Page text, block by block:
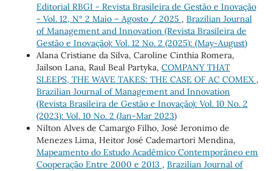
Editorial RBGI - Revista Brasileira de Gestão e Inovação
- Vol. 12, N° 2 Maio – Agosto / 2025 , Brazilian Journal
of Management and Innovation (Revista Brasileira de
Gestão e Inovação): Vol. 12 No. 2 (2025): (May-August)
Alana Cristiane da Silva, Caroline Cinthia Romera,
Jailson Lana, Raul Beal Partyka, COMPANY THAT
SLEEPS, THE WAVE TAKES: THE CASE OF AC COMEX ,
Brazilian Journal of Management and Innovation
(Revista Brasileira de Gestão e Inovação): Vol. 10 No. 2
(2023): Vol. 10 No. 2 (Jan-Mar 2023)
Nilton Alves de Camargo Filho, José Jeronimo de
Menezes Lima, Heitor José Cademartori Mendina,
Mapeamento do Estudo Acadêmico Contemporâneo em
Cooperação Entre 2000 e 2013 , Brazilian Journal of